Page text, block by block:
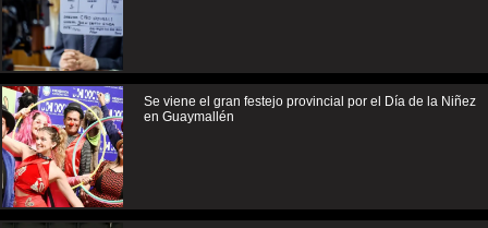
Se viene el gran festejo provincial por el Día de la Niñez
en Guaymallén